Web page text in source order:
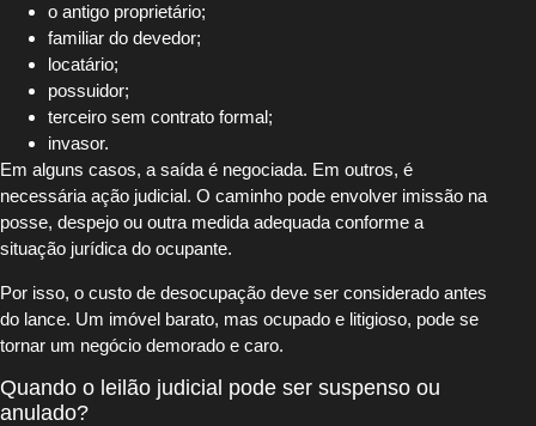
o antigo proprietário;
familiar do devedor;
locatário;
possuidor;
terceiro sem contrato formal;
invasor.
Em alguns casos, a saída é negociada. Em outros, é
necessária ação judicial. O caminho pode envolver imissão na
posse, despejo ou outra medida adequada conforme a
situação jurídica do ocupante.
Por isso, o custo de desocupação deve ser considerado antes
do lance. Um imóvel barato, mas ocupado e litigioso, pode se
tornar um negócio demorado e caro.
Quando o leilão judicial pode ser suspenso ou
anulado?